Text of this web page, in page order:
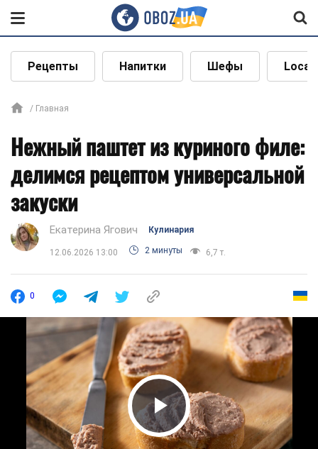
Рецепты Напитки Шефы Local
Главная
Нежный паштет из куриного филе:
делимся рецептом универсальной
закуски
Екатерина Ягович Кулинария
12.06.2026 13:00 2 минуты 6,7 т.
0
Play Video